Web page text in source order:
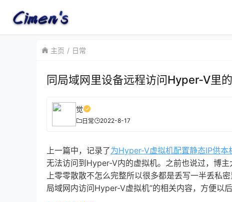
主页 日常
同局域网里设备远程访问Hyper-V里
觉
日常 2022-8-17
上一篇中，记录了为Hyper-V虚拟机配置静态IP供本
无法访问到Hyper-V内的虚拟机。之前也说过，博
上零零散散不怎么完整所以很多都是丢写一半丢私
局域网内访问Hyper-V虚拟机”的相关内容，方便以